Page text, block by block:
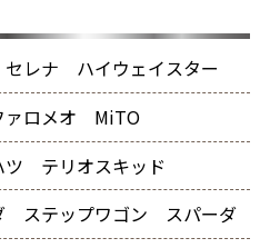
レナ ハイウェイスター
ァロメオ MiTO
ツ テリオスキッド
ステップワゴン スパーダ